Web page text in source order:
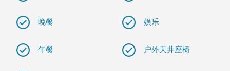
晚餐 娱乐
午餐 户外天井座椅